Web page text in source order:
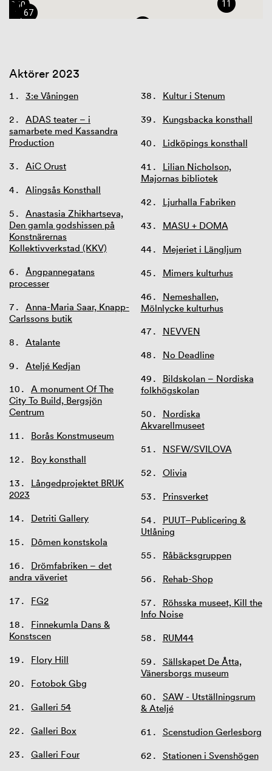
GIBCA Extended 2025
11
25
29
31
36
39
43
47
51
53
57
60
63
66
67
Aktörer 2023
3:e Våningen
ADAS teater – i
samarbete med Kassandra
Production
AiC Orust
Alingsås Konsthall
Anastasia Zhikhartseva,
Den gamla godshissen på
Konstnärernas
Kollektivverkstad (KKV)
Ångpannegatans
processer
Anna-Maria Saar, Knapp-
Carlssons butik
Atalante
Ateljé Kedjan
A monument Of The
City To Build, Bergsjön
Centrum
Borås Konstmuseum
Boy konsthall
Långedprojektet BRUK
2023
Detriti Gallery
Dômen konstskola
Drömfabriken – det
andra väveriet
FG2
Finnekumla Dans &
Konstscen
Flory Hill
Fotobok Gbg
Galleri 54
Galleri Box
Galleri Four
Kultur i Stenum
Kungsbacka konsthall
Lidköpings konsthall
Lilian Nicholson,
Majornas bibliotek
Ljurhalla Fabriken
MASU + DOMA
Mejeriet i Längljum
Mimers kulturhus
Nemeshallen,
Mölnlycke kulturhus
NEVVEN
No Deadline
Bildskolan – Nordiska
folkhögskolan
Nordiska
Akvarellmuseet
NSFW/SVILOVA
Olivia
Prinsverket
PUUT–Publicering &
Utlåning
Råbäcksgruppen
Rehab-Shop
Röhsska museet, Kill the
Info Noise
RUM44
Sällskapet De Åtta,
Vänersborgs museum
SAW - Utställningsrum
& Ateljé
Scenstudion Gerlesborg
Stationen i Svenshögen